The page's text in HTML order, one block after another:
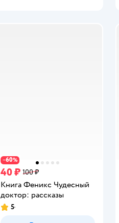
−60%
40 ₽ 100 ₽
Книга Феникс Чудесный
доктор: рассказы
Рейтинг:
5